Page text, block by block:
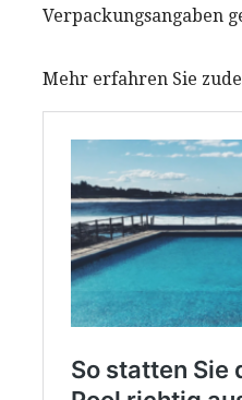
Verpackungsangaben
Mehr erfahren Sie